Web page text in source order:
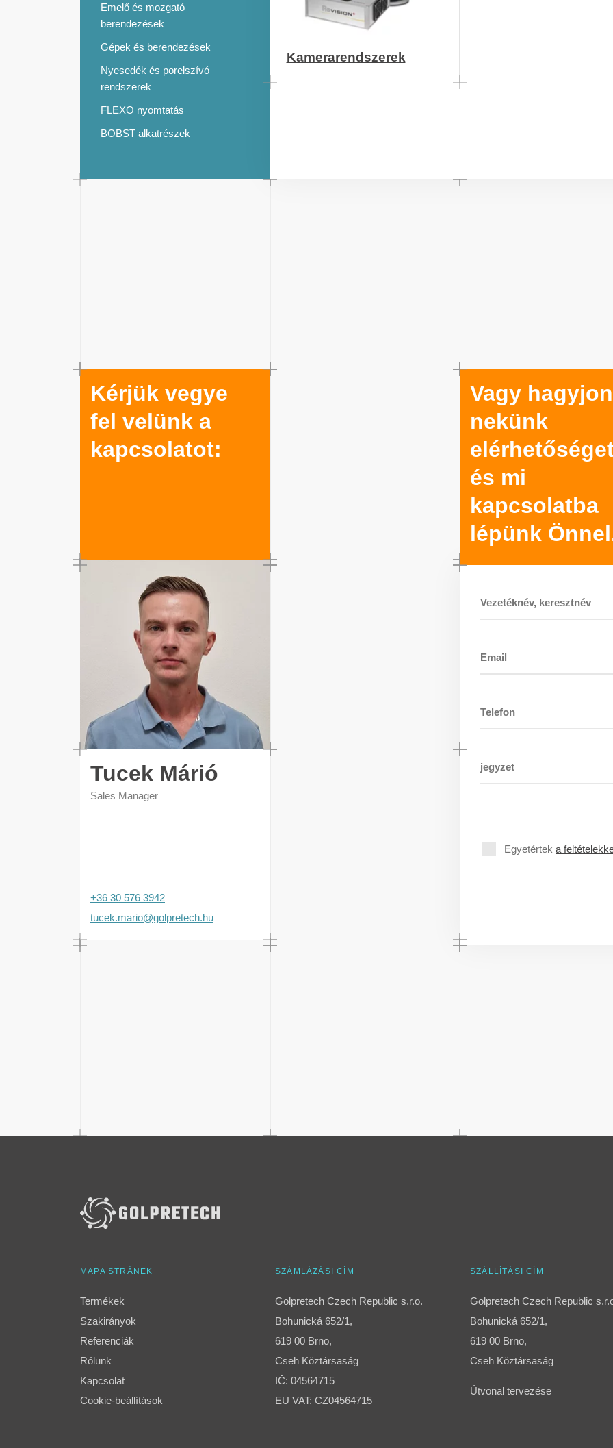
Emelő és mozgató
berendezések
Gépek és berendezések
Nyesedék és porelszívó
rendszerek
FLEXO nyomtatás
BOBST alkatrészek
Kamerarendszerek
Kérjük vegye
fel velünk a
kapcsolatot:
Tucek Márió
Sales Manager
+36 30 576 3942
tucek.mario@golpretech.hu
Vagy hagyjon
nekünk
és mi
kapcsolatba
lépünk
Egyetértek a
MAPA STRÁNEK
Termékek
Szakirányok
Referenciák
Rólunk
Kapcsolat
Cookie-beállítások
SZÁMLÁZÁSI CÍM
Golpretech Czech Republic s.r.o.
Bohunická 652/1,
619 00 Brno,
Cseh Köztársaság
IČ: 04564715
EU VAT: CZ04564715
SZÁLLÍTÁSI CÍM
Golpretech Czech Republic
Bohunická 652/1,
619 00 Brno,
Cseh Köztársaság
Útvonal tervezése